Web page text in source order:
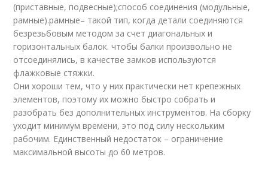
(приставные, подвесные);способ соединения (модульные,
рамные).рамные– такой тип, когда детали соединяются
безрезьбовым методом за счет диагональных и
горизонтальных балок. чтобы балки произвольно не
отсоединялись, в качестве замков используются
флажковые стяжки.
Они хороши тем, что у них практически нет крепежных
элементов, поэтому их можно быстро собрать и
разобрать без дополнительных инструментов. На сборку
уходит минимум времени, это под силу нескольким
рабочим. Единственный недостаток – ограничение
максимальной высоты до 60 метров.